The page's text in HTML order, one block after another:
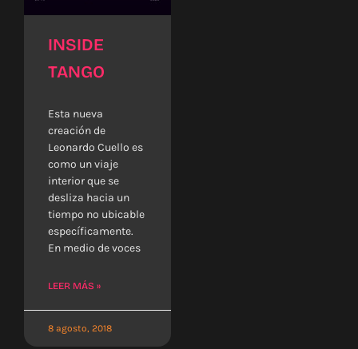
INSIDE
TANGO
Esta nueva
creación de
Leonardo Cuello es
como un viaje
interior que se
desliza hacia un
tiempo no ubicable
específicamente.
En medio de voces
LEER MÁS »
8 agosto, 2018